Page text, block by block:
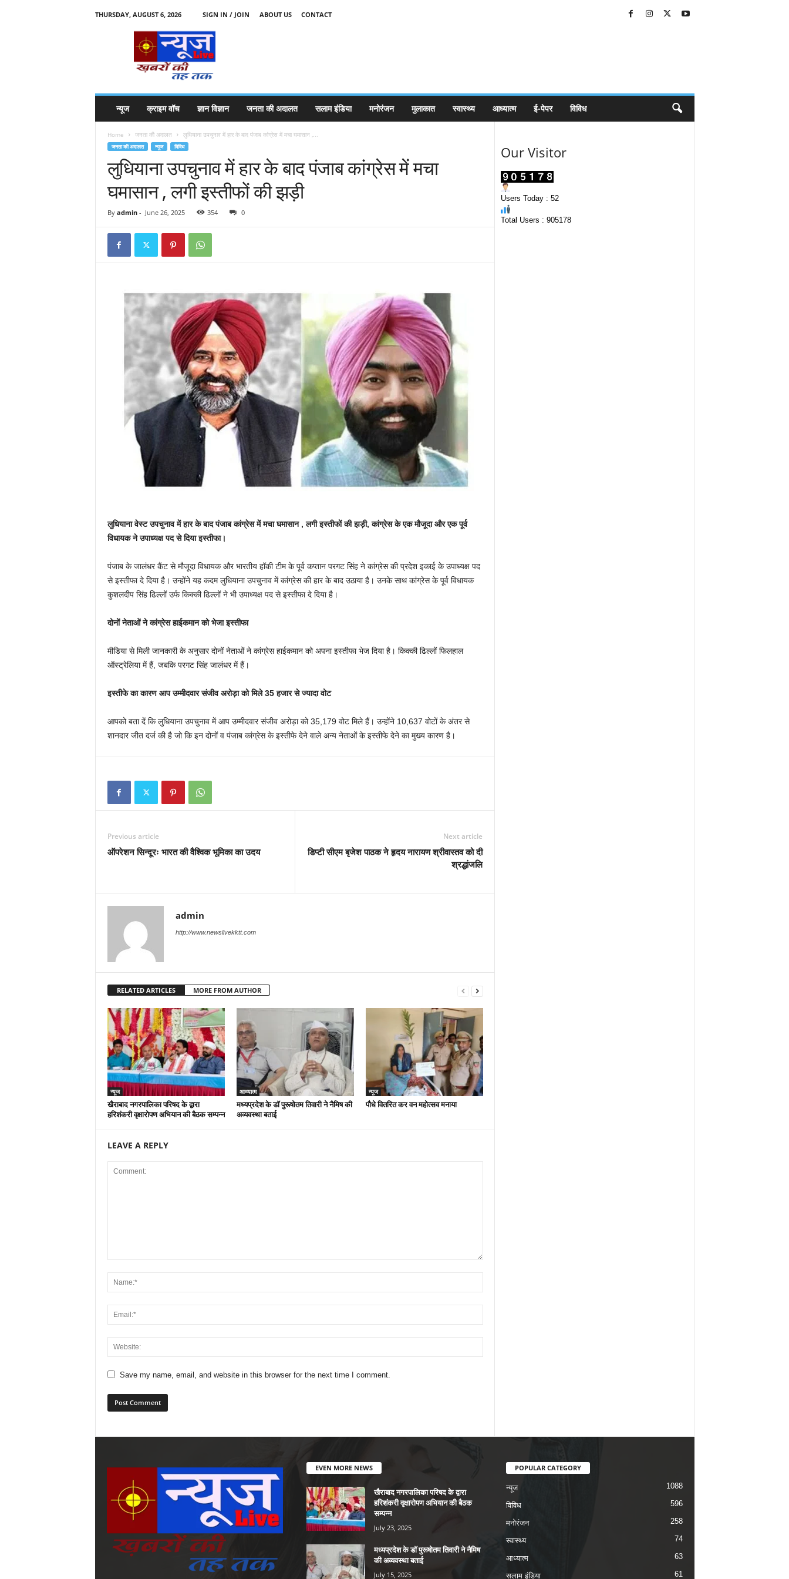
THURSDAY, AUGUST 6, 2026 SIGN IN / JOIN ABOUT US
CONTACT
न्यूज क्राइम वॉच ज्ञान विज्ञान जनता की अदालत सलाम इंडिया मनोरंजन मुलाकात स्वास्थ्य आध्यात्म ई-पेपर विविध
Home जनता की अदालत लुधियाना उपचुनाव में हार के बाद पंजाब कांग्रेस में मचा घमासान ,...
जनता की अदालत न्यूज विविध
लुधियाना उपचुनाव में हार के बाद पंजाब कांग्रेस में मचा
घमासान , लगी इस्तीफों की झड़ी
By admin- June 26, 2025 354 0
लुधियाना वेस्ट उपचुनाव में हार के बाद पंजाब कांग्रेस में मचा घमासान , लगी इस्तीफों की झड़ी, कांग्रेस के एक मौजूदा और एक पूर्व
विधायक ने उपाध्यक्ष पद से दिया इस्तीफा।
पंजाब के जालंधर कैंट से मौजूदा विधायक और भारतीय हॉकी टीम के पूर्व कप्तान परगट सिंह ने कांग्रेस की प्रदेश इकाई के उपाध्यक्ष पद
से इस्तीफा दे दिया है। उन्होंने यह कदम लुधियाना उपचुनाव में कांग्रेस की हार के बाद उठाया है। उनके साथ कांग्रेस के पूर्व विधायक
कुशलदीप सिंह ढिल्लों उर्फ ​​किक्की ढिल्लों ने भी उपाध्यक्ष पद से इस्तीफा दे दिया है।
दोनों नेताओं ने कांग्रेस हाईकमान को भेजा इस्तीफा
मीडिया से मिली जानकारी के अनुसार दोनों नेताओं ने कांग्रेस हाईकमान को अपना इस्तीफा भेज दिया है। किक्की ढिल्लों फिलहाल
ऑस्ट्रेलिया में हैं, जबकि परगट सिंह जालंधर में हैं।
इस्तीफे का कारण आप उम्मीदवार संजीव अरोड़ा को मिले 35 हजार से ज्यादा वोट
आपको बता दें कि लुधियाना उपचुनाव में आप उम्मीदवार संजीव अरोड़ा को 35,179 वोट मिले हैं। उन्होंने 10,637 वोटों के अंतर से
शानदार जीत दर्ज की है जो कि इन दोनों व पंजाब कांग्रेस के इस्तीफे देने वाले अन्य नेताओं के इस्तीफे देने का मुख्य कारण है।
Previous article
ऑपरेशन सिन्दूरः भारत की वैश्विक भूमिका का उदय
Next article
डिप्टी सीएम बृजेश पाठक ने हृदय नारायण श्रीवास्तव को दी
श्रद्धांजलि
admin
http://www.newslivekktt.com
RELATED ARTICLES MORE FROM AUTHOR
न्यूज
खैराबाद नगरपालिका परिषद के द्वारा
हरिशंकरी वृक्षारोपण अभियान की बैठक सम्पन्न
आध्यात्म
मध्यप्रदेश के डॉ पुरूषोतम तिवारी ने नैमिष की
अव्यवस्था बताई
न्यूज
पौधे वितरित कर वन महोत्सव मनाया
LEAVE A REPLY
Save my name, email, and website in this browser for the next time I comment.
Our Visitor
Users Today : 52
Total Users : 905178
EVEN MORE NEWS
खैराबाद नगरपालिका परिषद के द्वारा
हरिशंकरी वृक्षारोपण अभियान की बैठक
सम्पन्न
July 23, 2025
मध्यप्रदेश के डॉ पुरूषोतम तिवारी ने नैमिष
की अव्यवस्था बताई
July 15, 2025
POPULAR CATEGORY
न्यूज 1088
विविध 596
मनोरंजन 258
स्वास्थ्य 74
आध्यात्म 63
सलाम इंडिया 61